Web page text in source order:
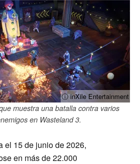
ⓘ inXile Entertainment
muestra una batalla contra varios
en Wasteland 3.
el 15 de junio de 2026,
en más de 22.000